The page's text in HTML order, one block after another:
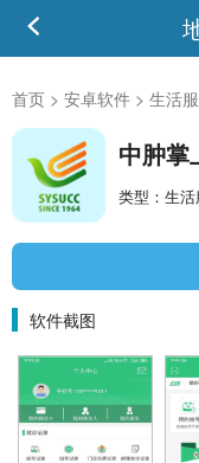
首页 > 安卓软件 > 生活
中肿掌
类型：生活
软件截图